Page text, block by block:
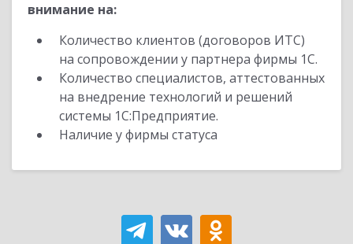
внимание на:
Количество клиентов (договоров ИТС)
на сопровождении у партнера фирмы 1С.
Количество специалистов, аттестованных
на внедрение технологий и решений
системы 1С:Предприятие.
Наличие у фирмы статуса